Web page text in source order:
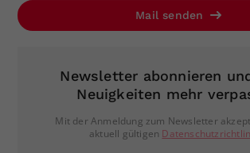
Mail senden
Newsletter abonnieren
Neuigkeiten mehr
Mit der Anmeldung zum Newsletter
aktuell gültigen